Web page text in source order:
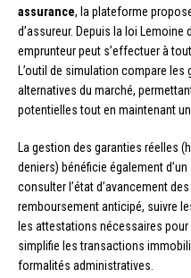
assurance, la plateforme
d’assureur. Depuis la loi Lemoine
emprunteur peut s’effectuer à
L’outil de simulation compare
alternatives du marché,
potentielles tout en maintenant
La gestion des garanties réelles
deniers) bénéficie également
consulter l’état d’avancement
remboursement anticipé, suivre
les attestations nécessaires
simplifie les transactions
formalités administratives.